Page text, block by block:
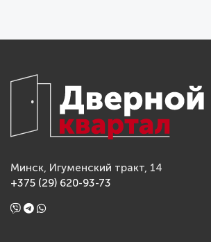
Минск, Игуменский тракт, 14
+375 (29) 620-93-73